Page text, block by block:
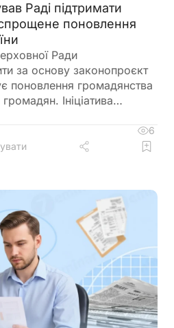
Раді підтримати
поновлення
Ради
за основу законопроєкт
поновлення громадянства
Ініціатива
історії України та
заявників
6